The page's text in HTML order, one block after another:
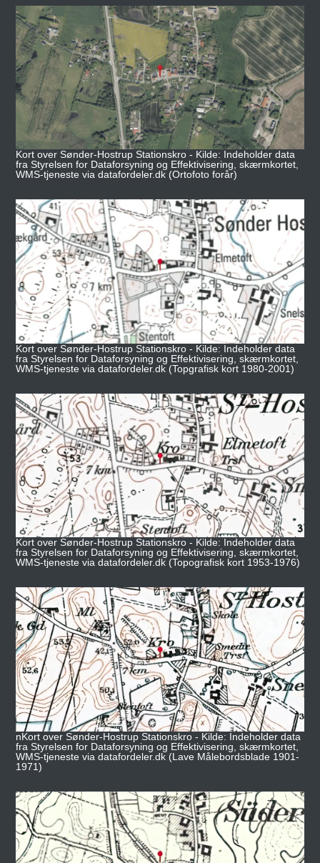
Kort over Sønder-Hostrup Stationskro - Kilde: Indeholder data
fra Styrelsen for Dataforsyning og Effektivisering, skærmkortet,
WMS-tjeneste via datafordeler.dk (Ortofoto forår)
Kort over Sønder-Hostrup Stationskro - Kilde: Indeholder data
fra Styrelsen for Dataforsyning og Effektivisering, skærmkortet,
WMS-tjeneste via datafordeler.dk (Topgrafisk kort 1980-2001)
Kort over Sønder-Hostrup Stationskro - Kilde: Indeholder data
fra Styrelsen for Dataforsyning og Effektivisering, skærmkortet,
WMS-tjeneste via datafordeler.dk (Topografisk kort 1953-1976)
nKort over Sønder-Hostrup Stationskro - Kilde: Indeholder data
fra Styrelsen for Dataforsyning og Effektivisering, skærmkortet,
WMS-tjeneste via datafordeler.dk (Lave Målebordsblade 1901-
1971)